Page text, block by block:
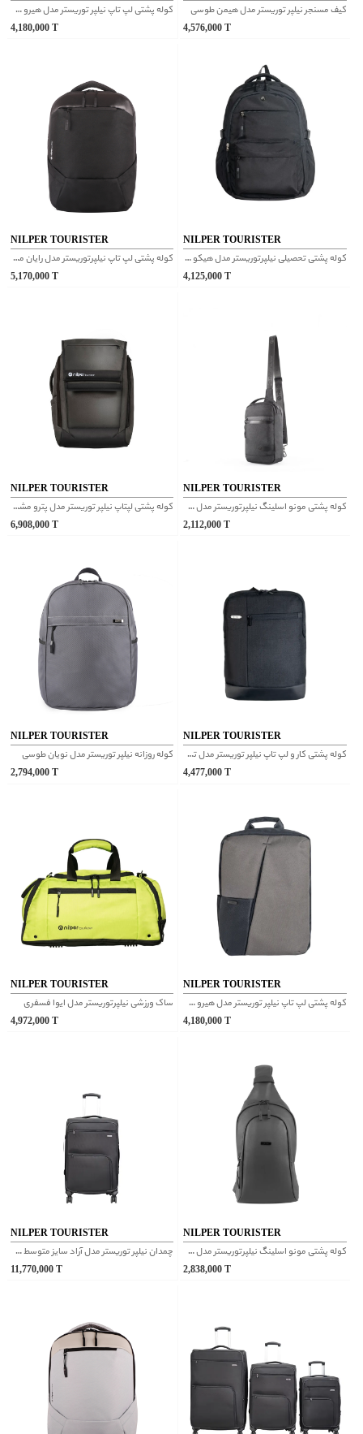
کوله پشتی لپ تاپ نیلپر توریستر مدل هیرو خاکستری
4,180,000T
کیف مسنجر نیلپر توریستر مدل هیمن طوسی
4,576,000 T
NILPER TOURISTER
کوله پشتی لپ تاپ نیلپرتوریستر مدل رایان مشکی
5,170,000T
NILPER TOURISTER
کوله پشتی تحصیلی نیلپرتوریستر مدل هیکو مشکی
4,125,000 T
NILPER TOURISTER
كوله پشتی لپتاپ نیلپر توریستر مدل پترو مشکی
6,908,000T
NILPER TOURISTER
کوله پشتی مونو اسلینگ نیلپرتوریستر مدل ساران سایز کوچک طوسی
2,112,000 T
NILPER TOURISTER
کوله روزانه نیلپر توریستر مدل نویان طوسی
2,794,000T
NILPER TOURISTER
کوله پشتی کار و لپ تاپ نیلپر توریستر مدل تمین مشکی
4,477,000 T
NILPER TOURISTER
ساک ورزشی نیلپرتوریستر مدل ایوا فسفری
4,972,000T
NILPER TOURISTER
کوله پشتی لپ تاپ نیلپر توریستر مدل هیرو سبز
4,180,000 T
NILPER TOURISTER
چمدان نیلپر توریستر مدل آراد سایز متوسط مشکی
11,770,000T
NILPER TOURISTER
کوله پشتی مونو اسلینگ نیلپرتوریستر مدل جیلان طوسی
2,838,000 T